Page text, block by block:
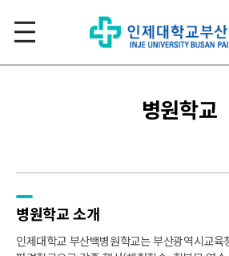
병원학교
병원학교 소개
인제대학교 부산백병원학교는 부산광역시교육